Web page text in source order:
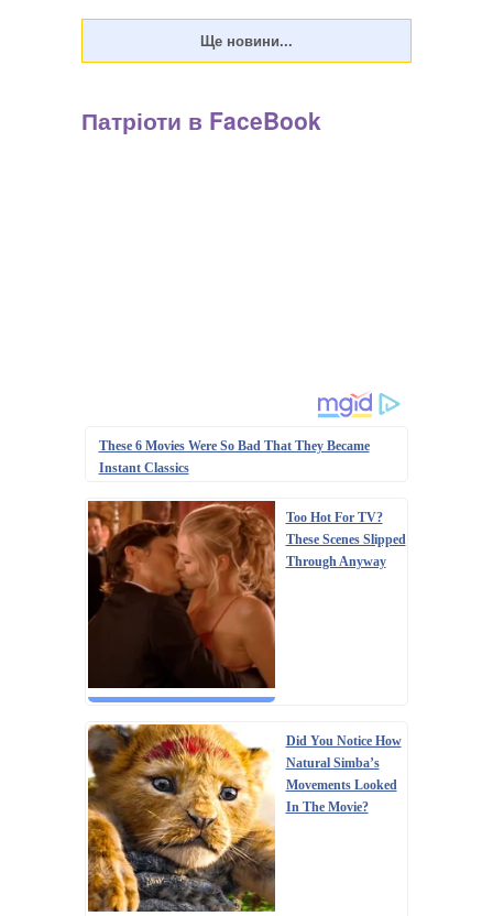
підставляють і зраджують. Але в цьому можна знайти й
позитивні сторони - доля просто забирає з життя людей,
Патріоти в FaceBook
These 6 Movies Were So Bad That They Became
Instant Classics
Too Hot For TV?
These Scenes Slipped
Through Anyway
Did You Notice How
Natural Simba’s
Movements Looked
In The Movie?